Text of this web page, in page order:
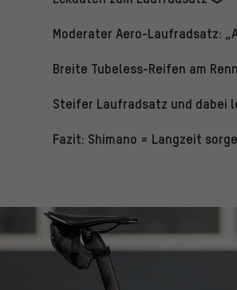
Moderater Aero-Laufradsatz:
Breite Tubeless-Reifen am
Steifer Laufradsatz und dabei
Fazit: Shimano = Langzeit